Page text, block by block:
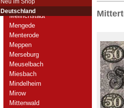
Deutschland
Mellenbach
Mellrichstadt
Mengede
Menterode
Meppen
Merseburg
Meuselbach
Miesbach
Mindelheim
Mirow
Mittenwald